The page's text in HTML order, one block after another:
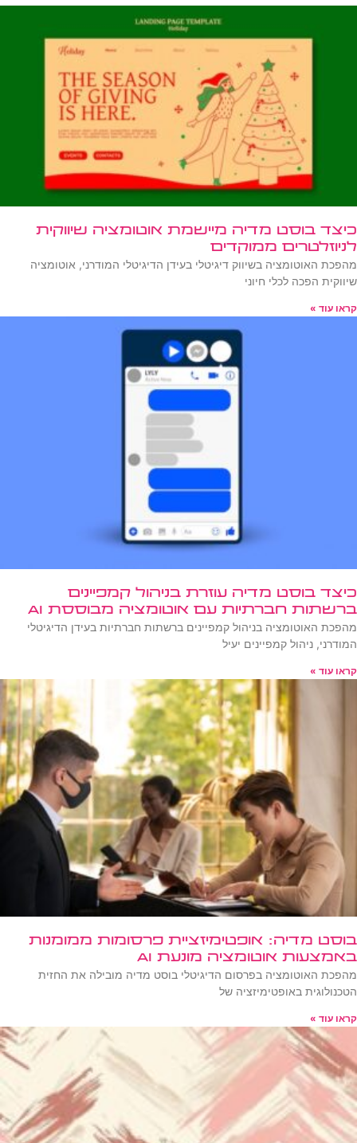
כיצד בוסט מדיה מיישמת אוטומציה שיווקית
לניוזלטרים ממוקדים
מהפכת האוטומציה בשיווק דיגיטלי בעידן הדיגיטלי המודרני, אוטומציה
שיווקית הפכה לכלי חיוני
קראו עוד »
כיצד בוסט מדיה עוזרת בניהול קמפיינים
ברשתות חברתיות עם אוטומציה מבוססת AI
מהפכת האוטומציה בניהול קמפיינים ברשתות חברתיות בעידן הדיגיטלי
המודרני, ניהול קמפיינים יעיל
קראו עוד »
בוסט מדיה: אופטימיזציית פרסומות ממומנות
באמצעות אוטומציה מונעת AI
מהפכת האוטומציה בפרסום הדיגיטלי בוסט מדיה מובילה את החזית
הטכנולוגית באופטימיזציה של
קראו עוד »